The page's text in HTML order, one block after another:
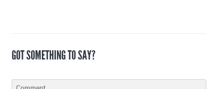
GOT SOMETHING TO SAY?